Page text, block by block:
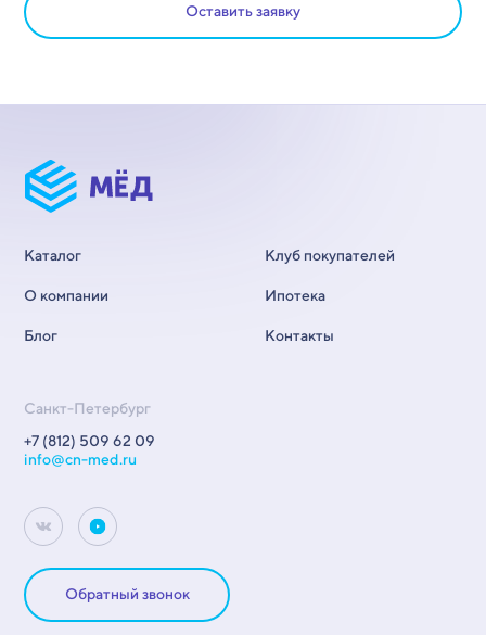
Оставить заявку
Каталог
О компании
Блог
Клуб покупателей
Ипотека
Контакты
Санкт-Петербург
+7 (812) 509 62 09
info@cn-med.ru
Обратный звонок